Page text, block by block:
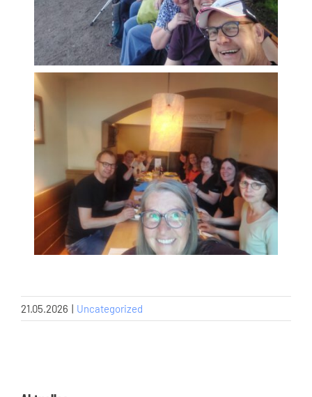
21.05.2026 | Uncategorized